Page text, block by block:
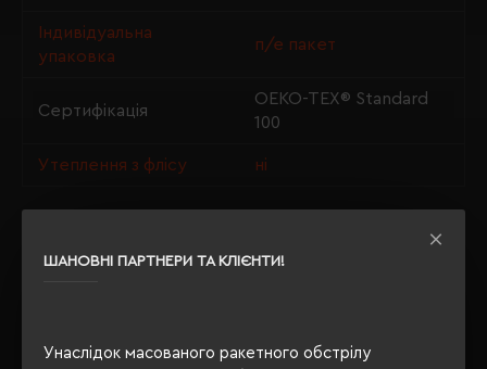
ШАНОВНІ ПАРТНЕРИ ТА КЛІЄНТИ!
Унаслідок масованого ракетного обстрілу
Індивідуальна
упаковка
п/е пакет
Сертифікація
OEKO-TEX® Standard
100
Утеплення з флісу ні
ОПИС